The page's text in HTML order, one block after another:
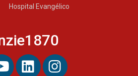
Hospital Evangélico